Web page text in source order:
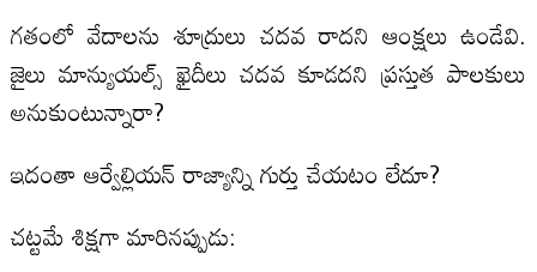
గతంలో వేదాలను శూద్రులు చదవ రాదని ఆంక్షలు ఉండేవి.
జైలు మాన్యుయల్స్ ఖైదీలు చదవ కూడదని ప్రస్తుత పాలకులు
అనుకుంటున్నారా?
ఇదంతా ఆర్వేల్లియన్ రాజ్యాన్ని గుర్తు చేయటం లేదూ?
చట్టమే శిక్షగా మారినప్పుడు: